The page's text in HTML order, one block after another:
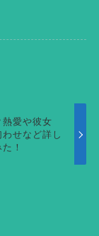
愛や彼女
せなど詳し
！